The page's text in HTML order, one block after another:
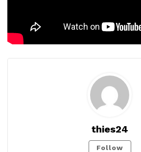
thies24
Follow